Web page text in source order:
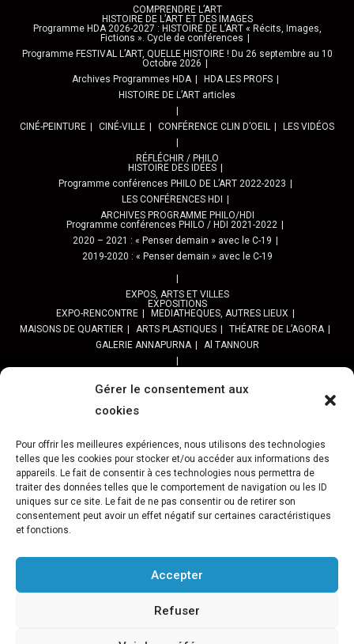
Gérer le consentement aux
cookies
Pour offrir les meilleures expériences, nous utilisons des technologies
telles que les cookies pour stocker et/ou accéder aux informations des
appareils. Le fait de consentir à ces technologies nous permettra de
traiter des données telles que le comportement de navigation ou les ID
uniques sur ce site. Le fait de ne pas consentir ou de retirer son
consentement peut avoir un effet négatif sur certaines caractéristiques
et fonctions.
Accepter
Refuser
COMPRENDRE L’ART
HISTOIRE DE L’ART ET DES IMAGES
Programme HDA 2026-2027 : HISTOIRE DE L’ART « Récits, Images,
Fictions ». Cycle de conférences
Programme FESTIVAL L’ART, QUELLE HISTOIRE ! Du 26 septembre au 10
Octobre 2026
Archives Programmes HDA
HDA LES PROFS
HISTOIRE DE L’ART articles
CINÉ-PEINTURE CINÉ-VILLE CONFÉRENCE CLIN D’OEIL LES VIDÉOS
RÉFLÉCHIR / PHILO
HISTOIRE DES IDÉES
Programme conférences PHILO DE L’ART 2022-2023
LES CONFÉRENCES HDI
ARCHIVES PROGRAMME PHILO/HDI
Programme conférences PHILO / HDI 2021-2022
2020 – 2021 : « Penser demain » avec le C-19
2019-2020 : « Penser demain » avec le C-19
EXPOS, ARTS ET VILLES
EXPOSITIONS
EXPO-RENCONTRE
MEDIATHEQUES, AUTRES LIEUX
MAISONS DE QUARTIER
ARTS PLASTIQUES
THÉATRE DE L’AGORA
GALERIE ANNAPURNA
Al TANNOUR
PPROGRAMME DES BALADES URBAINES 2025
Programme SORTIES URBAN SKETCHER 2024-2025 :
Archives URBAN SKETCHERS ESSONNE
ATELIERS CULTURELS STREET ART JEU URBAIN « JeSuisMaVille »
L’ASSOCIATION
Gâteau d’Evry-C.
Retour sur 15 ans d’actions Préfigurations
FESTIVAL VILLES &TOILES-programme 2024